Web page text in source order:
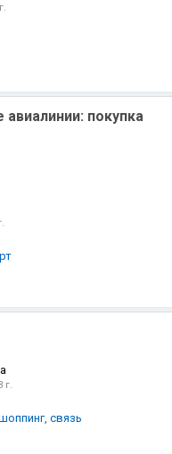
авиалинии: покупка
г.
связь